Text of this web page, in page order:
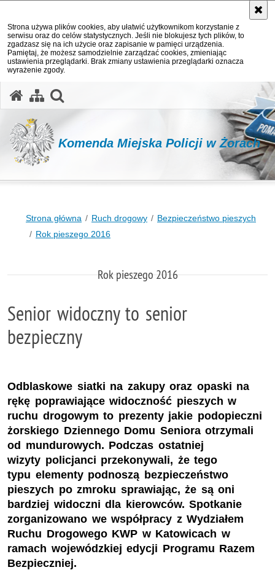
Strona używa plików cookies, aby ułatwić użytkownikom korzystanie z
serwisu oraz do celów statystycznych. Jeśli nie blokujesz tych plików, to
zgadzasz się na ich użycie oraz zapisanie w pamięci urządzenia.
Pamiętaj, że możesz samodzielnie zarządzać cookies, zmieniając
ustawienia przeglądarki. Brak zmiany ustawienia przeglądarki oznacza
wyrażenie zgody.
Komenda Miejska Policji w Żorach
Strona główna Ruch drogowy
Bezpieczeństwo pieszych
Rok pieszego 2016
Rok pieszego 2016
Senior widoczny to senior
bezpieczny
Odblaskowe siatki na zakupy oraz opaski na
rękę poprawiające widoczność pieszych w
ruchu drogowym to prezenty jakie podopieczni
żorskiego Dziennego Domu Seniora otrzymali
od mundurowych. Podczas ostatniej
wizyty policjanci przekonywali, że tego
typu elementy podnoszą bezpieczeństwo
pieszych po zmroku sprawiając, że są oni
bardziej widoczni dla kierowców. Spotkanie
zorganizowano we współpracy z Wydziałem
Ruchu Drogowego KWP w Katowicach w
ramach wojewódzkiej edycji Programu Razem
Bezpieczniej.